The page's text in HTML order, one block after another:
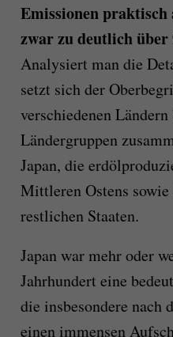
Emissionen
zwar zu deutlich über
Analysiert man die
setzt sich der
verschiedenen
Ländergruppen
Japan, die
Mittleren Ostens
restlichen Staaten.
Japan war mehr oder
Jahrhundert eine
die insbesondere nach
einen immensen